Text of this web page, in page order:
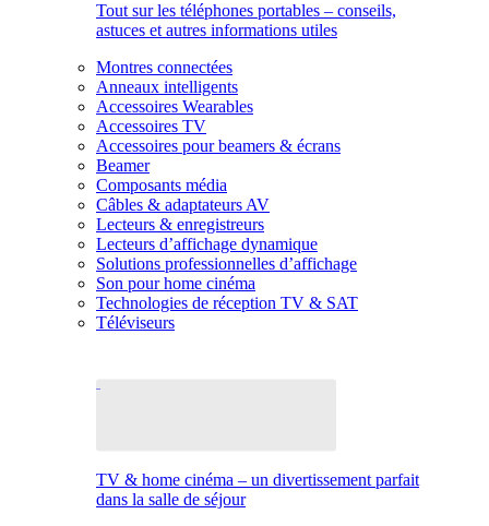
Tout sur les téléphones portables – conseils,
astuces et autres informations utiles
Montres connectées
Anneaux intelligents
Accessoires Wearables
Accessoires TV
Accessoires pour beamers & écrans
Beamer
Composants média
Câbles & adaptateurs AV
Lecteurs & enregistreurs
Lecteurs d’affichage dynamique
Solutions professionnelles d’affichage
Son pour home cinéma
Technologies de réception TV & SAT
Téléviseurs
TV & home cinéma – un divertissement parfait
dans la salle de séjour